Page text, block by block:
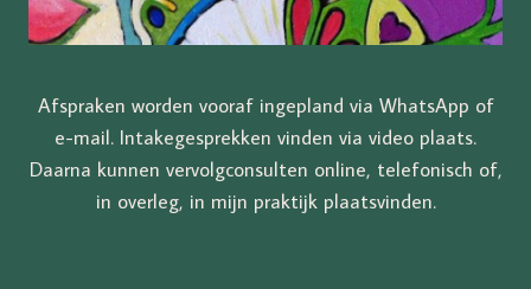
Afspraken worden vooraf ingepland via WhatsApp of
e-mail. Intakegesprekken vinden via video plaats.
Daarna kunnen vervolgconsulten online, telefonisch of,
in overleg, in mijn praktijk plaatsvinden.